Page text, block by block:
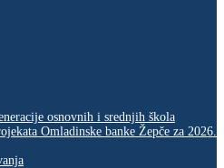
osnovnih i srednjih škola
Omladinske banke Žepče za 2026.